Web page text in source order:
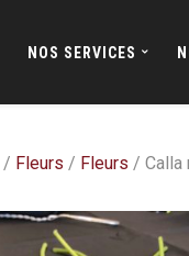
NOS SERVICES
/ Fleurs / Fleurs / Calla